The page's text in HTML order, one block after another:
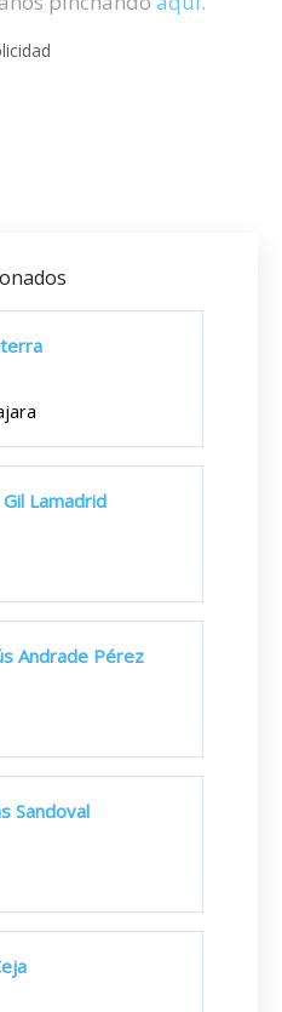
Lamadrid
Andrade Pérez
Sandoval